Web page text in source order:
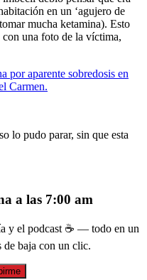
en un ‘agujero de
mucha ketamina). Esto
una foto de la víctima,
por aparente sobredosis en
Carmen.
lo pudo parar, sin que esta
a las 7:00 am
y el podcast ☕ — todo en un
de baja con un clic.